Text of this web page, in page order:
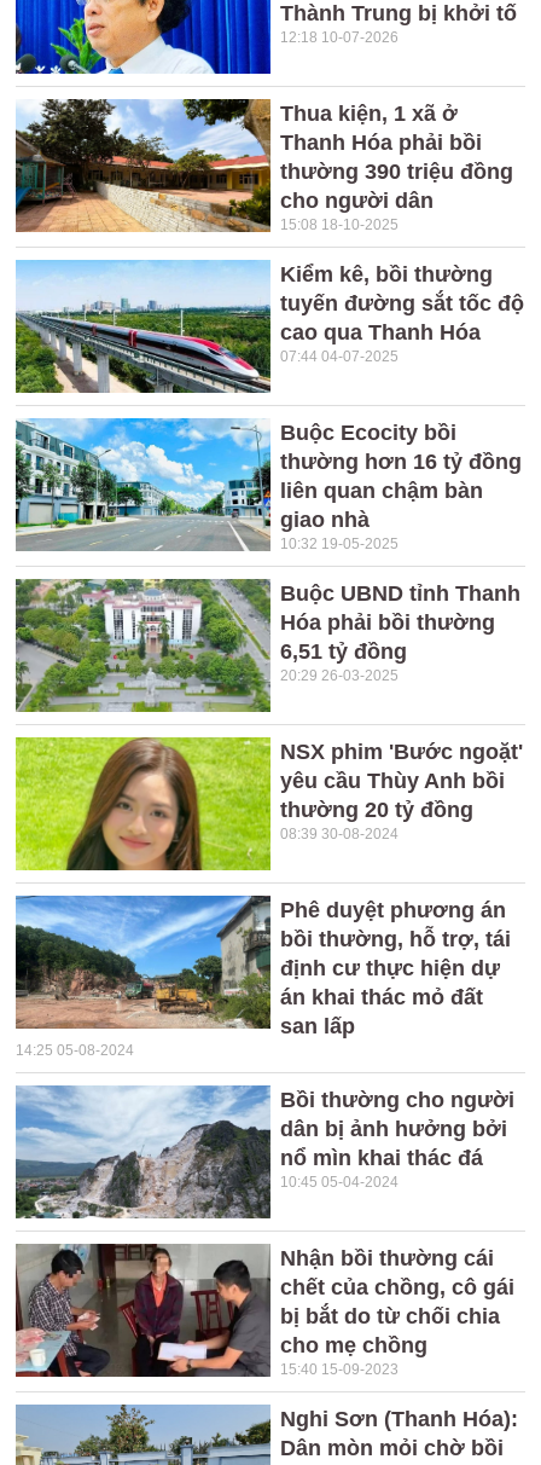
Thành Trung bị khởi tố
12:18 10-07-2026
Thua kiện, 1 xã ở
Thanh Hóa phải bồi
thường 390 triệu đồng
cho người dân
15:08 18-10-2025
Kiểm kê, bồi thường
tuyến đường sắt tốc độ
cao qua Thanh Hóa
07:44 04-07-2025
Buộc Ecocity bồi
thường hơn 16 tỷ đồng
liên quan chậm bàn
giao nhà
10:32 19-05-2025
Buộc UBND tỉnh Thanh
Hóa phải bồi thường
6,51 tỷ đồng
20:29 26-03-2025
NSX phim 'Bước ngoặt'
yêu cầu Thùy Anh bồi
thường 20 tỷ đồng
08:39 30-08-2024
Phê duyệt phương án
bồi thường, hỗ trợ, tái
định cư thực hiện dự
án khai thác mỏ đất
san lấp
14:25 05-08-2024
Bồi thường cho người
dân bị ảnh hưởng bởi
nổ mìn khai thác đá
10:45 05-04-2024
Nhận bồi thường cái
chết của chồng, cô gái
bị bắt do từ chối chia
cho mẹ chồng
15:40 15-09-2023
Nghi Sơn (Thanh Hóa):
Dân mòn mỏi chờ bồi